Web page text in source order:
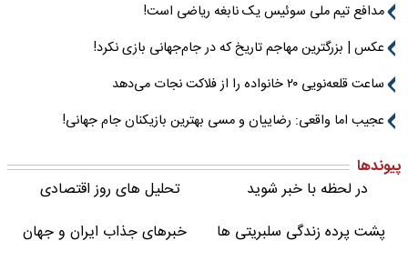
مدافع تیم ملی سوئیس یک نابغه ریاضی است!
عکس | بزرگترین مهاجم تاریخ که در جام‌جهانی بازی نکرد!
ساعت قلعه‌نویی ۲۰ خانواده را از فلاکت نجات می‌دهد
عجیب اما واقعی: رضاییان و مسی بهترین بازیکنان جام جهانی!
پیوندها
در لحظه با خبر شوید
تحلیل های روز اقتصادی
پشت پرده زندگی سلبریتی ها
خبرهای جذاب ایران و جهان